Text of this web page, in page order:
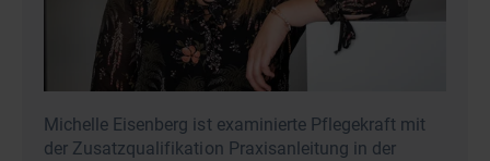
Michelle Eisenberg ist examinierte Pflegekraft mit
der Zusatzqualifikation Praxisanleitung in der